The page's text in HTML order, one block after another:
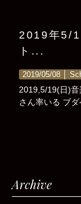
2019年5/
ト...
2019/05/08 │
2019,5/19(日)
さん率いる ブ
Archive